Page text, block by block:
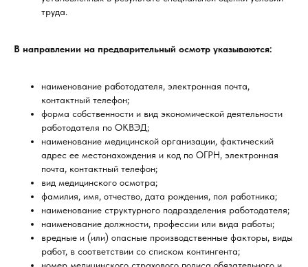
труда.
В направлении на предварительный осмотр указываются:
наименование работодателя, электронная почта,
контактный телефон;
форма собственности и вид экономической деятельности
работодателя по ОКВЭД;
наименование медицинской организации, фактический
адрес ее местонахождения и код по ОГРН, электронная
почта, контактный телефон;
вид медицинского осмотра;
фамилия, имя, отчество, дата рождения, пол работника;
наименование структурного подразделения работодателя;
наименование должности, профессии или вида работы;
вредные и (или) опасные производственные факторы, виды
работ, в соответствии со списком контингента;